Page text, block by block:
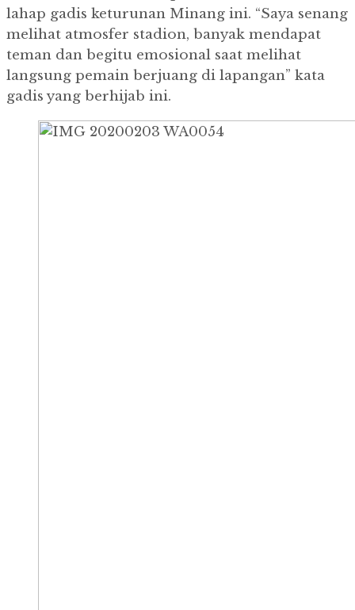
lahap gadis keturunan Minang ini. “Saya senang
melihat atmosfer stadion, banyak mendapat
teman dan begitu emosional saat melihat
langsung pemain berjuang di lapangan” kata
gadis yang berhijab ini.